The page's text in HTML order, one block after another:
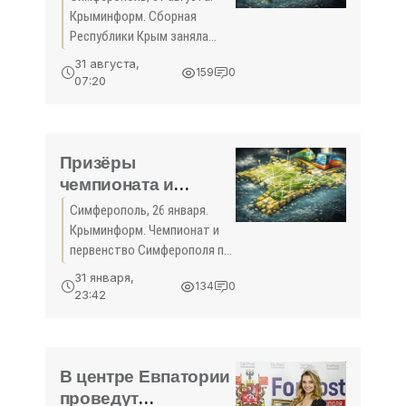
России по бейсболу
- «Спорт Крыма»
Крыминформ. Сборная
Республики Крым заняла
четвертое место в
чемпионате России
Сидамонидзе и ...
31 августа,
07:20
159 0
Призёры
чемпионата и
первенства
Симферополя по
кикбоксингу
определятся на
выходных - «Спорт
Симферополь, 26 января.
Крыминформ. Чемпионат и
первенство Симферополя по
кикбоксингу состоятся на
выходных. Соревнования
сообщили
31 января,
23:42
134 0
В центре Евпатории
проведут